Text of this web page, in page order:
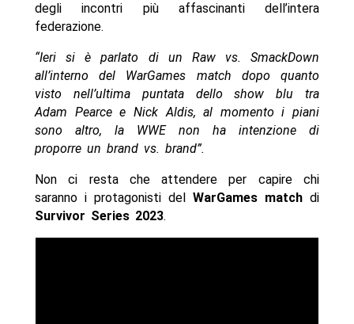
degli incontri più affascinanti dell’intera
federazione.
“Ieri si è parlato di un Raw vs. SmackDown
all’interno del WarGames match dopo quanto
visto nell’ultima puntata dello show blu tra
Adam Pearce e Nick Aldis, al momento i piani
sono altro, la WWE non ha intenzione di
proporre un brand vs. brand”.
Non ci resta che attendere per capire chi
saranno i protagonisti delWarGames match di
Survivor Series 2023.